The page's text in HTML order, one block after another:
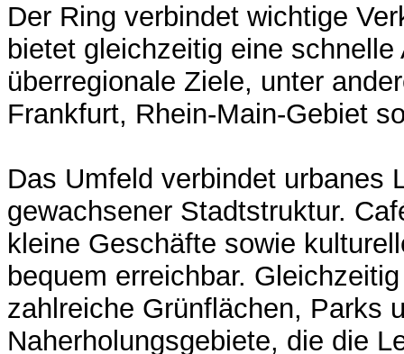
Der Ring verbindet wichtige
bietet gleichzeitig eine schnelle
überregionale Ziele, unter
Frankfurt, Rhein-Main-Gebiet
Das Umfeld verbindet urbanes
gewachsener Stadtstruktur.
kleine Geschäfte sowie
bequem erreichbar.
zahlreiche Grünflächen, Parks
Naherholungsgebiete, die die